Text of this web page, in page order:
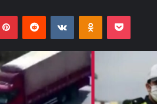
PinterestReddit VKontakteOdnoklassniki
Pocket